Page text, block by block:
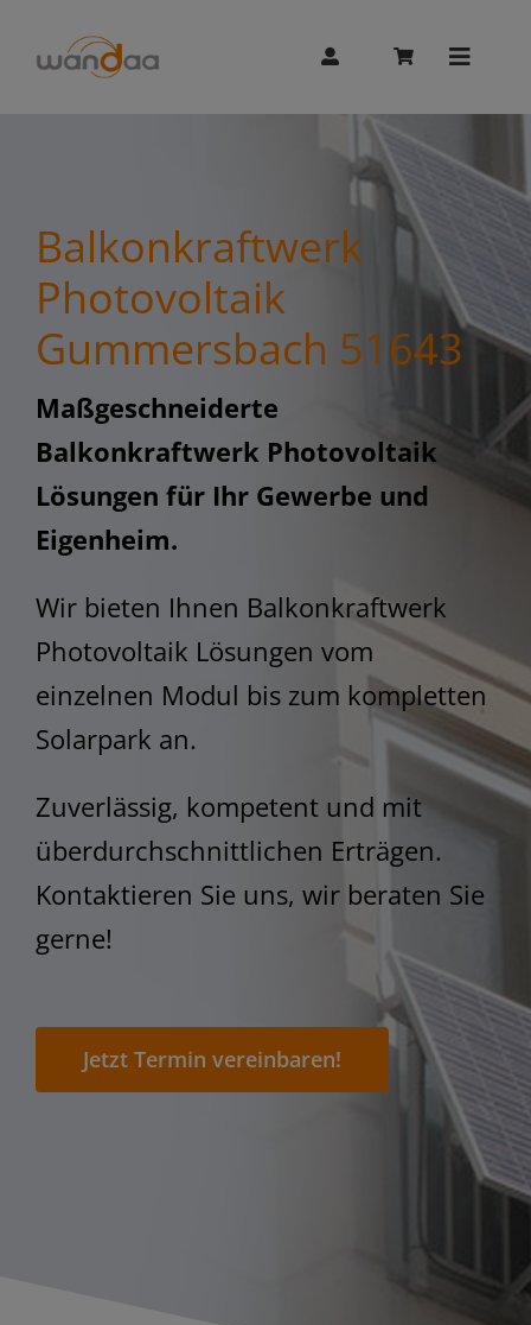
content
Toggle
Unitree
Booster
Whalesbot
Balkonkraftwerk
Photovoltaik
Gummersbach 51643
Maßgeschneiderte
Balkonkraftwerk Photovoltaik
Lösungen für Ihr Gewerbe und
Eigenheim.
Wir bieten Ihnen Balkonkraftwerk
Photovoltaik Lösungen vom
einzelnen Modul bis zum kompletten
Solarpark an.
Zuverlässig, kompetent und mit
überdurchschnittlichen Erträgen.
Kontaktieren Sie uns, wir beraten Sie
gerne!
Jetzt Termin vereinbaren!